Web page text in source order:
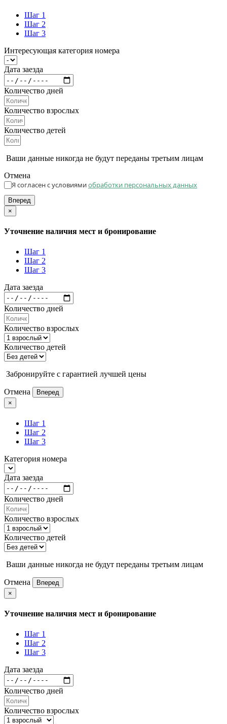
Шаг 1
Шаг 2
Шаг 3
Интересующая категория номера
Дата заезда
Количество дней
Количество взрослых
Количество детей
Ваши данные никогда не будут переданы третьим лицам
Отмена
Я согласен с условиямиобработки персональных данных
Вперед
×
Уточнение наличия мест и бронирование
Шаг 1
Шаг 2
Шаг 3
Дата заезда
Количество дней
Количество взрослых
Количество детей
Забронируйте с гарантией лучшей цены
Отмена
Вперед
×
Шаг 1
Шаг 2
Шаг 3
Категория номера
Дата заезда
Количество дней
Количество взрослых
Количество детей
Ваши данные никогда не будут переданы третьим лицам
Отмена
Вперед
×
Уточнение наличия мест и бронирование
Шаг 1
Шаг 2
Шаг 3
Дата заезда
Количество дней
Количество взрослых